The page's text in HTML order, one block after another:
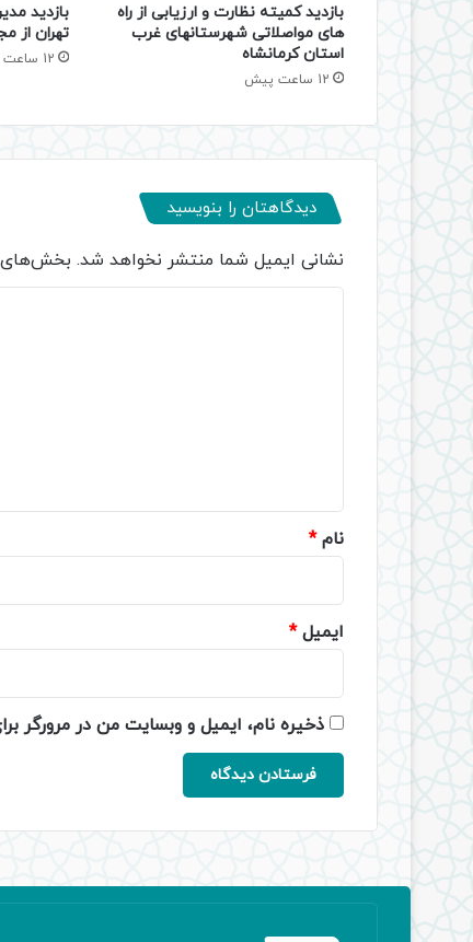
بازدید کمیته نظارت و ارزیابی از راه
های مواصلاتی شهرستانهای غرب
استان کرمانشاه
12 ساعت پیش
بازدید
تهران از
12 ساعت پیش
دیدگاهتان را بنویسید
نشانی ایمیل شما منتشر نخواهد شد. بخش‌های
نام*
ایمیل*
ذخیره نام، ایمیل و وبسایت من در مرورگر